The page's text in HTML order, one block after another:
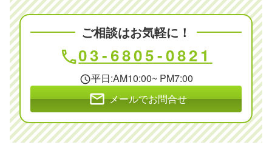
ご相談はお気軽に！
phone03-6805-0821
schedule平日:AM10:00~ PM7:00
mail メールでお問合せ